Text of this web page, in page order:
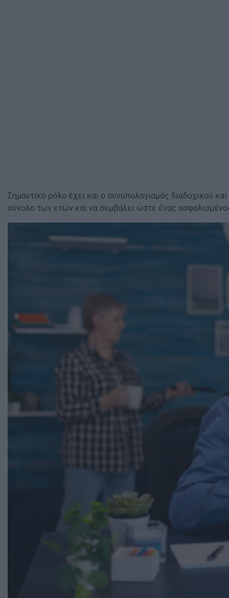
Σημαντικό ρόλο έχει και ο συνυπολογισμός διαδοχικού
σύνολο των ετών και να συμβάλει ώστε ένας